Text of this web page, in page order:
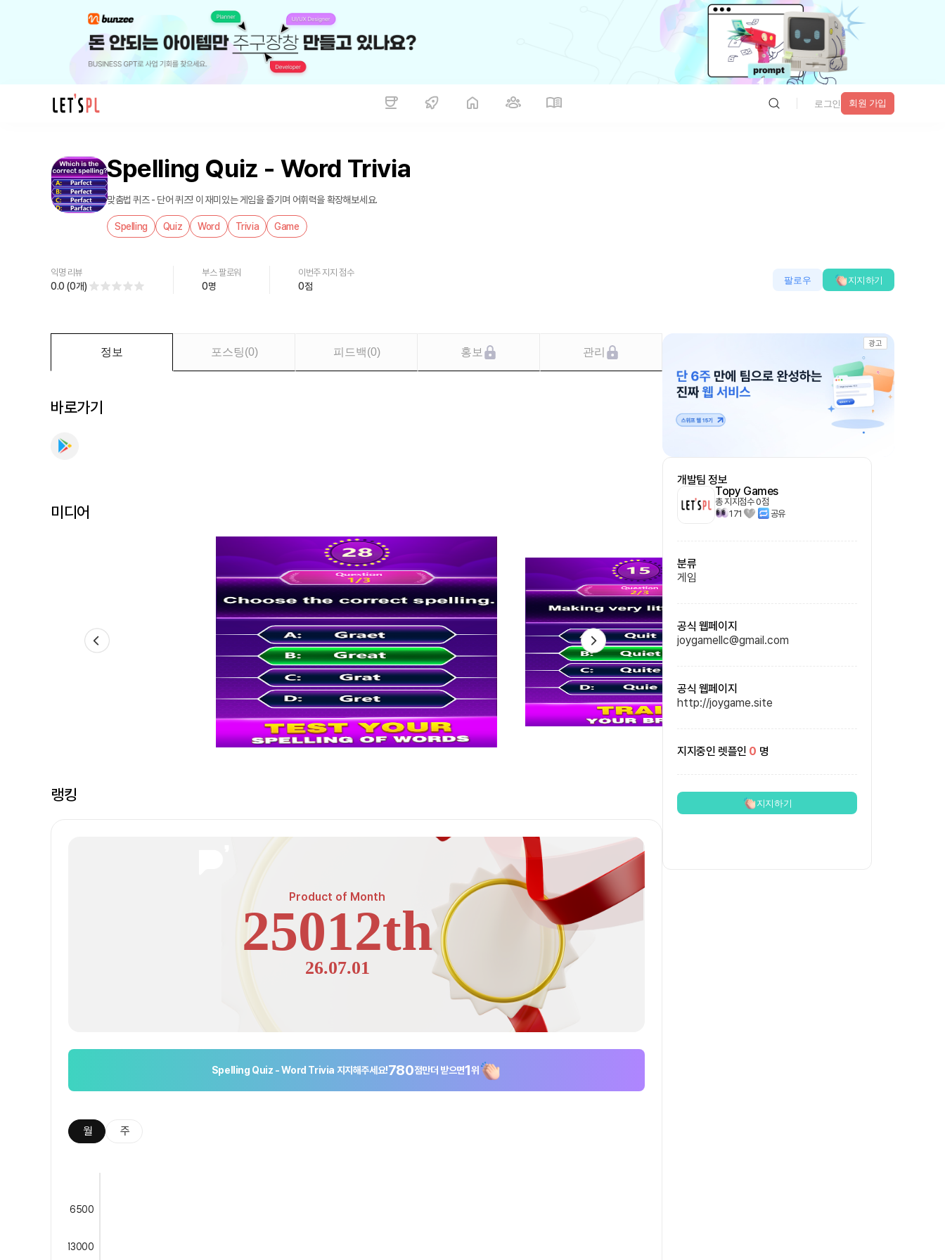
로그인 회원 가입
Spelling Quiz - Word Trivia
맞춤법 퀴즈 - 단어 퀴즈! 이 재미있는 게임을 즐기며 어휘력을 확장해보세요.
Spelling Quiz Word Trivia Game
익명 리뷰
0.0(0개)
부스 팔로워
0명
이번주 지지 점수
0점
팔로우 지지하기
정보 포스팅(0) 피드백(0) 홍보 관리
바로가기
미디어
랭킹
Product of Month
25012th
26.07.01
Spelling Quiz - Word Trivia 지지해주세요!780점만더 받으면1위
월 주
6500
13000
광고
개발팀 정보
Topy Games
총 지지점수0점
171
공유
분류
게임
공식 웹페이지
joygamellc@gmail.com
공식 웹페이지
http://joygame.site
지지중인 렛플인 0 명
지지하기